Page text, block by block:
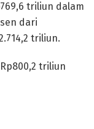
triliun dalam
dari
triliun.
triliun